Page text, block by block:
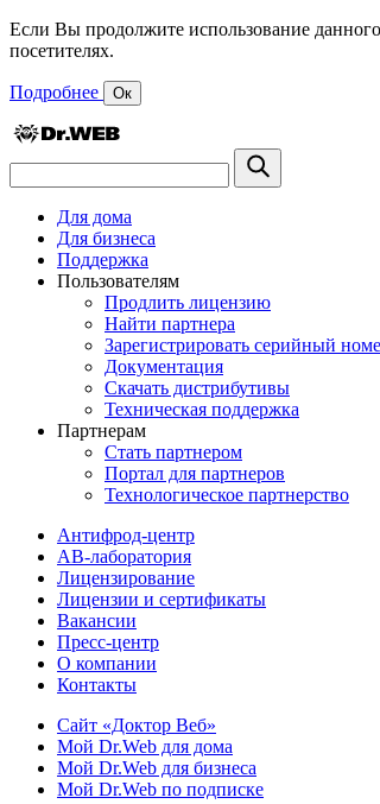
Если Вы продолжите использование
посетителях.
Подробнее Ок
Для дома
Для бизнеса
Поддержка
Пользователям
Продлить лицензию
Найти партнера
Зарегистрировать серийный
Документация
Скачать дистрибутивы
Техническая поддержка
Партнерам
Стать партнером
Портал для партнеров
Технологическое партнерство
Антифрод-центр
АВ-лаборатория
Лицензирование
Лицензии и сертификаты
Вакансии
Пресс-центр
О компании
Контакты
Сайт «Доктор Веб»
Мой Dr.Web для дома
Мой Dr.Web для бизнеса
Мой Dr.Web по подписке